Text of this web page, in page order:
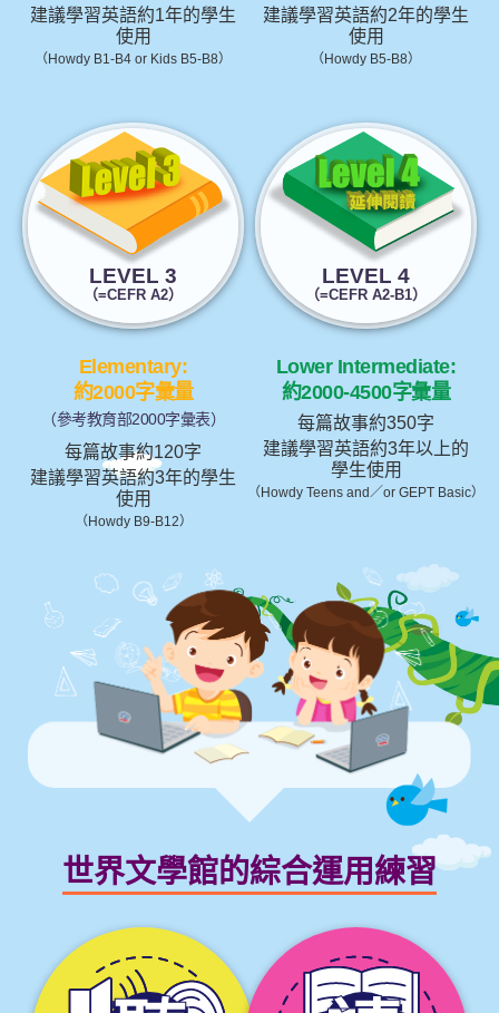
建議學習英語約1年的學生
使用
（Howdy B1-B4 or Kids B5-B8）
建議學習英語約2年的學生
使用
（Howdy B5-B8）
LEVEL 3
（=CEFR A2）
Elementary:
約2000字彙量
（參考教育部2000字彙表）
每篇故事約120字
建議學習英語約3年的學生
使用
（Howdy B9-B12）
LEVEL 4
（=CEFR A2-B1）
Lower Intermediate:
約2000-4500字彙量
每篇故事約350字
建議學習英語約3年以上的
學生使用
（Howdy Teens and／or GEPT Basic）
世界文學館的綜合運用練習